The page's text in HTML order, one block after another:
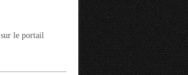
sur le portail